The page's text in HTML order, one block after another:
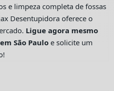
e limpeza completa de fossas
Desentupidora oferece o
Ligue agora mesmo
São Pauloe solicite um